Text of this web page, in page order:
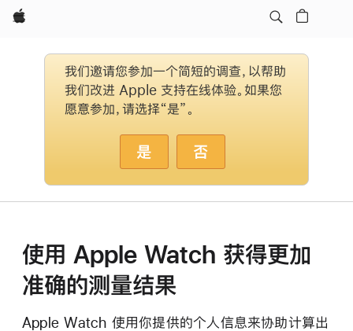
Apple
我们邀请您参加一个简短的调查，以帮助
我们改进 Apple 支持在线体验。如果您
愿意参加，请选择“是”。
是 否
使用 Apple Watch 获得更加
准确的测量结果
Apple Watch 使用你提供的个人信息来协助计算出